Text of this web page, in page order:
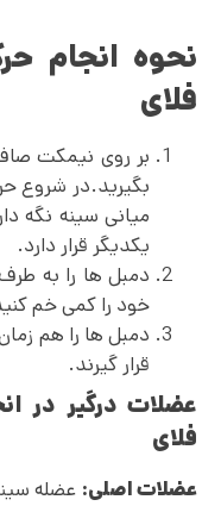
نحوه انجام
فلای
بر روی نیمکت
بگیرید.در شروع
میانی سینه نگه
یکدیگر قرار دارد.
دمبل ها را به
خود را کمی خم کنید تا دمبل
دمبل ها را هم
قرار گیرند.
عضلات درگیر در
فلای
عضلات اصلی: عضله